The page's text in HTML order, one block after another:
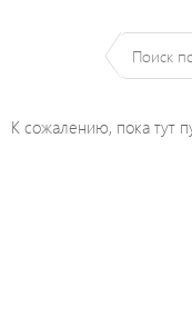
К сожалению, пока тут